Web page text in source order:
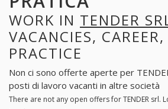
WORK IN TENDER
VACANCIES,
PRACTICE
Non ci sono offerte aperte per
posti di lavoro vacanti in altre società
There are not any open offers for TENDER srl.